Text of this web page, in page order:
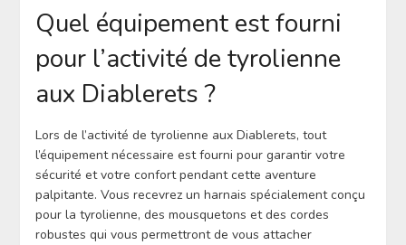
Quel équipement est fourni
pour l’activité de tyrolienne
aux Diablerets ?
Lors de l’activité de tyrolienne aux Diablerets, tout
l’équipement nécessaire est fourni pour garantir votre
sécurité et votre confort pendant cette aventure
palpitante. Vous recevrez un harnais spécialement conçu
pour la tyrolienne, des mousquetons et des cordes
robustes qui vous permettront de vous attacher